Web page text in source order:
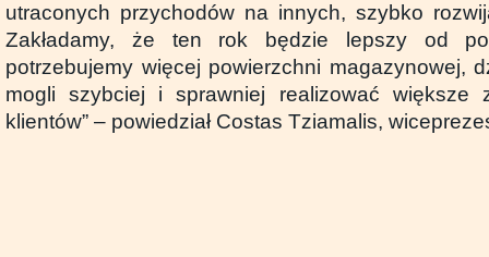
utraconych przychodów na innych, szybko
Zakładamy, że ten rok będzie lepszy od
potrzebujemy więcej powierzchni magazynowej,
mogli szybciej i sprawniej realizować większe
klientów” – powiedział Costas Tziamalis,